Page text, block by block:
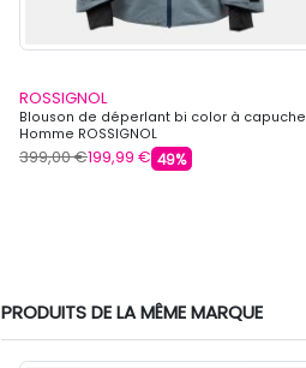
ROSSIGNOL
Blouson de déperlant bi color à capuche
Homme ROSSIGNOL
399,00 €199,99 € 49%
PRODUITS DE LA MÊME MARQUE